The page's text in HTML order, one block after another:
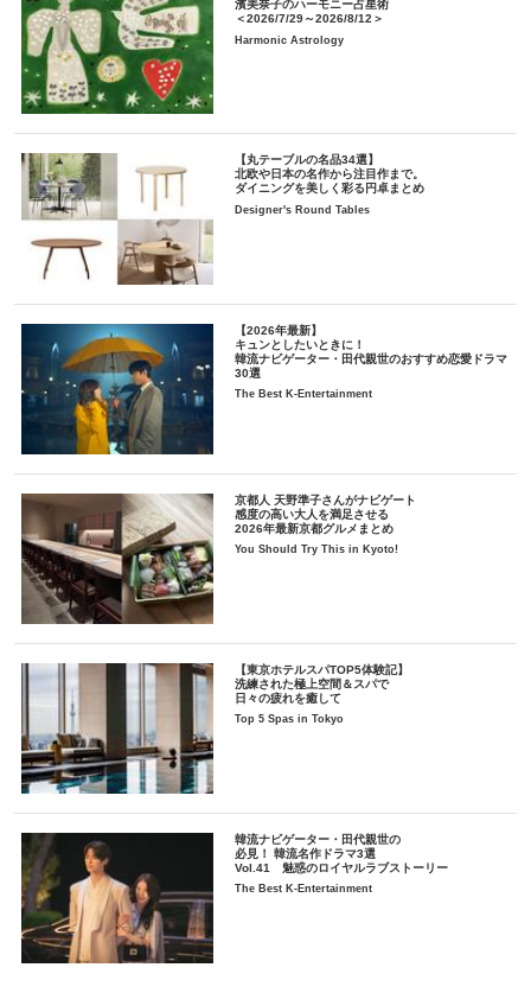
濱美奈子のハーモニー占星術
＜2026/7/29～2026/8/12＞
Harmonic Astrology
【丸テーブルの名品34選】
北欧や日本の名作から注目作まで。
ダイニングを美しく彩る円卓まとめ
Designer's Round Tables
【2026年最新】
キュンとしたいときに！
韓流ナビゲーター・田代親世のおすすめ恋愛ドラマ
30選
The Best K-Entertainment
京都人 天野準子さんがナビゲート
感度の高い大人を満足させる
2026年最新京都グルメまとめ
You Should Try This in Kyoto!
【東京ホテルスパTOP5体験記】
洗練された極上空間＆スパで
日々の疲れを癒して
Top 5 Spas in Tokyo
韓流ナビゲーター・田代親世の
必見！ 韓流名作ドラマ3選
Vol.41 魅惑のロイヤルラブストーリー
The Best K-Entertainment